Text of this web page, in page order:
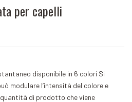
per capelli
disponibile in 6 colori Si
modulare l’intensità del colore e
di prodotto che viene